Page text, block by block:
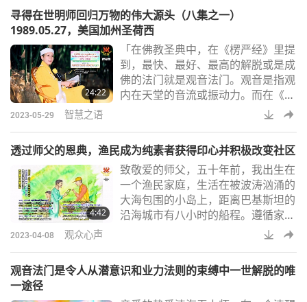
么？）上帝是…就是那个。上帝就是
那个。噢，天哪！什么是上帝？如果
你想知道，我可以让你在印心的时
候，在几分钟内知道。不过如果你问
我，我又再次不晓得怎么说。我只能
告诉你，上帝是你所能
寻得在世明师回归万物的伟大源头（八集之一）
1989.05.27，美国加州圣荷西
24:22
「在佛教圣典中，在《楞严经》里提
到，最快、最好、最高的解脱或是成
佛的法门就是观音法门。观音是指观
内在天堂的音流或振动力。而在《法
华经》中也提到，一位伟大的修行者
或是修这个法门的明师，会体验到某
螺的音乐、贝壳的音乐，等等… 」
「在基督教圣经中也说，当上帝出现
时，祂的声音像大水的声音。佛教经
典说了同样的话，我们可以听到大
海、大洋的声音。那就是大水的声
2023-05-29 智慧之语
透过师父的恩典，渔民成为纯素者获得印心并积极改变社区
4:42
致敬爱的师父，五十年前，我出生在
一个渔民家庭，生活在被波涛汹涌的
大海包围的小岛上，距离巴基斯坦的
沿海城市有八小时的船程。遵循家族
传统，我开始像前几代人一样捕鱼和
工作。 十三年前，十二月一个寒冷
我没有钱养活我的孩子。我哭着祈求
2023-04-08 观众心声
观音法门是令人从潜意识和业力法则的束缚中一世解脱的唯
一途径